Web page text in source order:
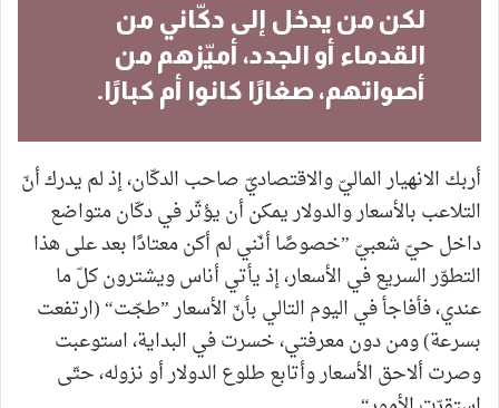
لكن من يدخل إلى دكّاني من
القدماء أو الجدد، أميّزهم من
أصواتهم، صغارًا كانوا أم كبارًا.
أربك الانهيار الماليّ والاقتصاديّ صاحب الدكّان، إذ لم يدرك أنّ
التلاعب بالأسعار والدولار يمكن أن يؤثّر في دكّان متواضع
داخل حيّ شعبيّ ”خصوصًا أنّني لم أكن معتادًا بعد على هذا
التطوّر السريع في الأسعار، إذ يأتي أناس ويشترون كلّ ما
عندي، فأفاجأ في اليوم التالي بأنّ الأسعار ”طجّت“ (ارتفعت
بسرعة) ومن دون معرفتي، خسرت في البداية، استوعبت
وصرت ألاحق الأسعار وأتابع طلوع الدولار أو نزوله، حتّى